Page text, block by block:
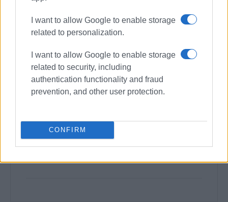
I want to allow Google to enable storage
related to personalization.
I want to allow Google to enable storage
related to security, including
authentication functionality and fraud
prevention, and other user protection.
CONFIRM